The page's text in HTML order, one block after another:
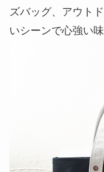
ズバッグ、アウト
いシーンで心強い